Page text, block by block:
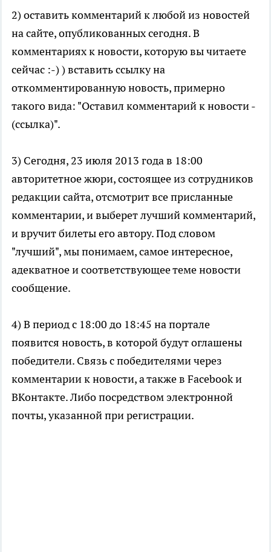
2) оставить комментарий к любой из новостей
на сайте, опубликованных сегодня. В
комментариях к новости, которую вы читаете
сейчас :-) ) вставить ссылку на
откомментированную новость, примерно
такого вида: "Оставил комментарий к новости -
(ссылка)".
3) Сегодня, 23 июля 2013 года в 18:00
авторитетное жюри, состоящее из сотрудников
редакции сайта, отсмотрит все присланные
комментарии, и выберет лучший комментарий,
и вручит билеты его автору. Под словом
"лучший", мы понимаем, самое интересное,
адекватное и соответствующее теме новости
сообщение.
4) В период с 18:00 до 18:45 на портале
появится новость, в которой будут оглашены
победители. Связь с победителями через
комментарии к новости, а также в Facebook и
ВКонтакте. Либо посредством электронной
почты, указанной при регистрации.